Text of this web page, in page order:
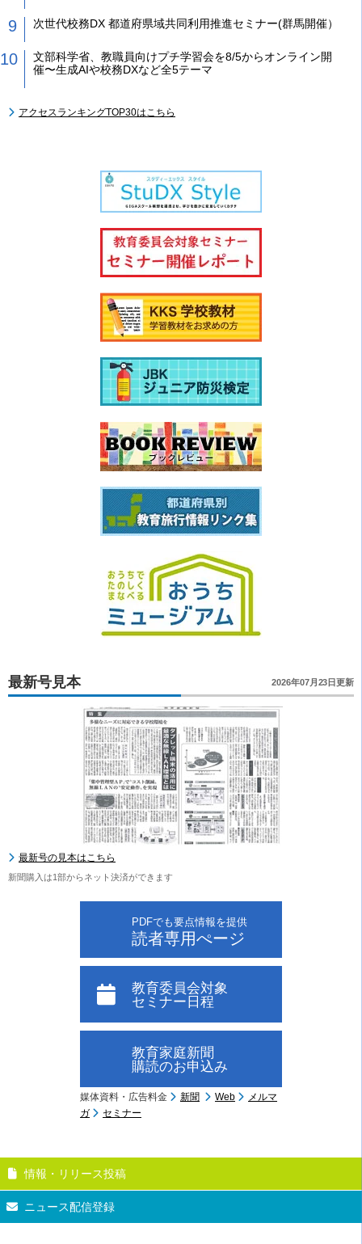
次世代校務DX 都道府県域共同利用推進セミナー(群馬開催）
文部科学省、教職員向けプチ学習会を8/5からオンライン開
催〜生成AIや校務DXなど全5テーマ
アクセスランキングTOP30はこちら
最新号見本 2026年07月23日更新
最新号の見本はこちら
新聞購入は1部からネット決済ができます
PDFでも要点情報を提供
読者専用ぺージ
教育委員会対象
セミナー日程
教育家庭新聞
購読のお申込み
媒体資料・広告料金 新聞 Web
メルマ
ガ
セミナー
情報・リリース投稿
ニュース配信登録